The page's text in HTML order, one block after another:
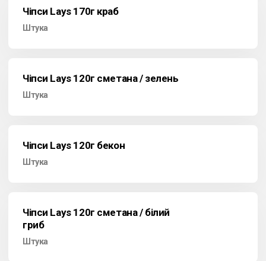
Чіпси Lays 170г краб
Штука
Чіпси Lays 120г сметана / зелень
Штука
Чіпси Lays 120г бекон
Штука
Чіпси Lays 120г сметана / білий
гриб
Штука